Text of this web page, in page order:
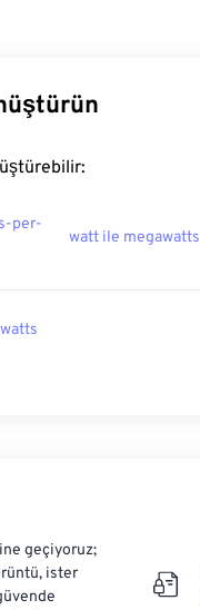
per-
watt ile megawatts
geçiyoruz;
ister